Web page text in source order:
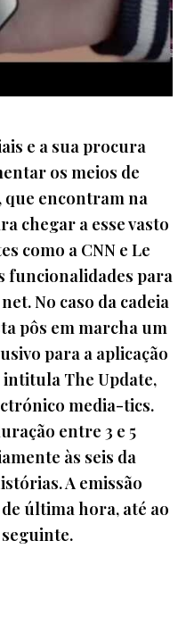
e a sua procura
os meios de
encontram na
chegar a esse vasto
como a CNN e Le
funcionalidades para
No caso da cadeia
pôs em marcha um
para a aplicação
intitula The Update,
media-tics.
entre 3 e 5
às seis da
A emissão
última hora, até ao